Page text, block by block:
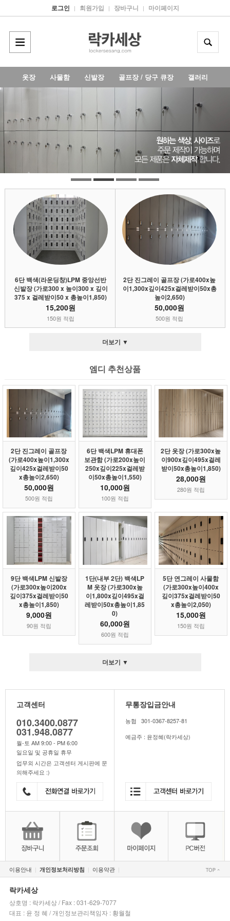
로그인 | 회원가입 | 장바구니 | 마이페이지
옷장 사물함 신발장 골프장 / 당구 큐장 갤러리
6단 백색(라운딩창)LPM 중앙선반
신발장 (가로300 x 높이300 x 깊이
375 x 걸레받이50 x 총높이1,850)
15,200원
150원 적립
2단 진그레이 골프장 (가로400x높
이1,300x깊이425x걸레받이50x총
높이2,650)
50,000원
500원 적립
더보기 ▼
엠디 추천상품
2단 진그레이 골프장
(가로400x높이1,300x
깊이425x걸레받이50
x총높이2,650)
50,000원
500원 적립
6단 백색LPM 휴대폰
보관함 (가로200x높이
250x깊이225x걸레받
이50x총높이1,550)
10,000원
100원 적립
2단 옷장 (가로300x높
이900x깊이495x걸레
받이50x총높이1,850)
28,000원
280원 적립
9단 백색LPM 신발장
(가로300x높이200x
깊이375x걸레받이50
x총높이1,850)
9,000원
90원 적립
1단(내부 2단) 백색LP
M 옷장 (가로300x높
이1,800x깊이495x걸
레받이50x총높이1,85
0)
60,000원
600원 적립
5단 연그레이 사물함
(가로300x높이400x
깊이375x걸레받이50
x총높이2,050)
15,000원
150원 적립
더보기 ▼
고객센터
010.3400.0877
031.948.0877
월-토 AM 9:00 - PM 6:00
일요일 및 공휴일 휴무
업무외 시간은 고객센터 게시판에 문
의해주세요 :)
무통장입금안내
농협 301-0367-8257-81
예금주 : 윤정혜(락카세상)
이용안내 | 개인정보처리방침 | 이용약관|
락카세상
상호명 : 락카세상 / Fax : 031-629-7077
대표 : 윤 정 혜 / 개인정보관리책임자 : 황월철